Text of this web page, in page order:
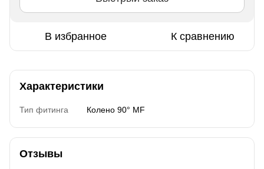
В избранное К сравнению
Характеристики
Тип фитинга Колено 90° MF
Отзывы